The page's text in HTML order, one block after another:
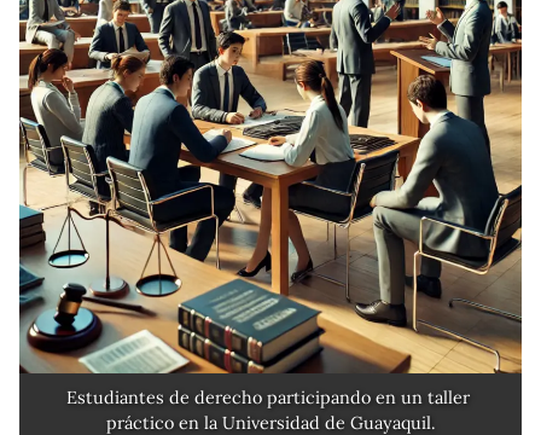
Estudiantes de derecho participando en un taller
práctico en la Universidad de Guayaquil.